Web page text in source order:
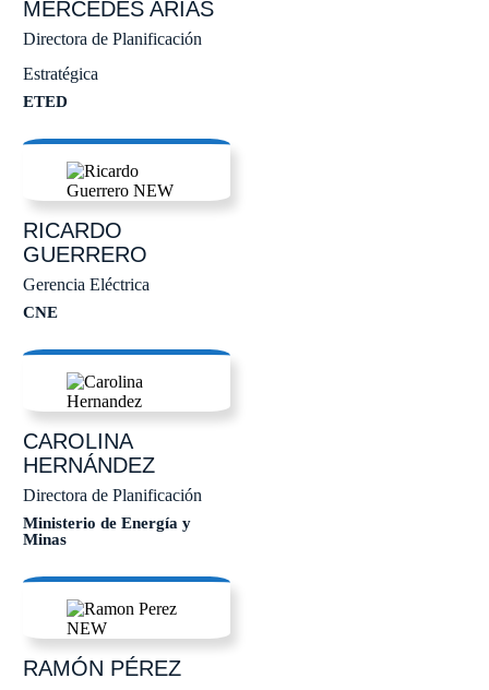
MERCEDESARIAS
Directora de Planificación
Estratégica
ETED
RICARDO
GUERRERO
Gerencia Eléctrica
CNE
CAROLINA
HERNÁNDEZ
Directora de Planificación
Ministerio de Energía y
Minas
RAMÓN PÉREZ